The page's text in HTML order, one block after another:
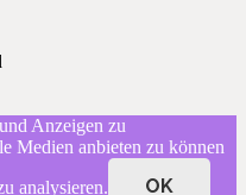
Anzeigen zu
Medien anbieten zu können
analysieren.
OK